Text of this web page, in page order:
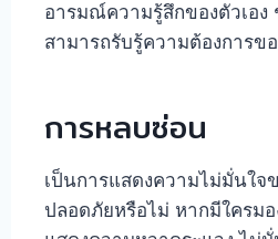
อารมณ์ความรู้สึกของตัวเอง
สามารถรับรู้ความต้องการข
การหลบซ่อน
เป็นการแสดงความไม่มั่นใจ
ปลอดภัยหรือไม่ หากมีใครม